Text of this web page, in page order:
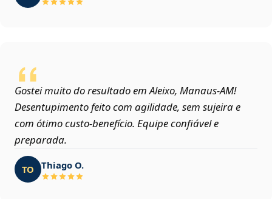
Gostei muito do resultado em Aleixo, Manaus‑AM!
Desentupimento feito com agilidade, sem sujeira e
com ótimo custo-benefício. Equipe confiável e
preparada.
TO Thiago O.